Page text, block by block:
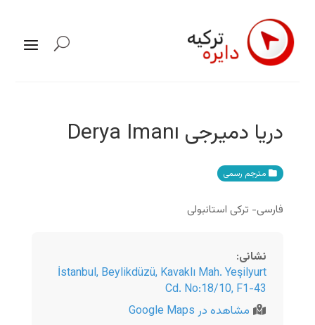
دریا دمیرجی Derya Imanı
مترجم رسمی
فارسی- ترکی استانبولی
نشانی:
İstanbul, Beylikdüzü, Kavaklı Mah. Yeşilyurt
Cd. No:18/10, F1-43
مشاهده در Google Maps